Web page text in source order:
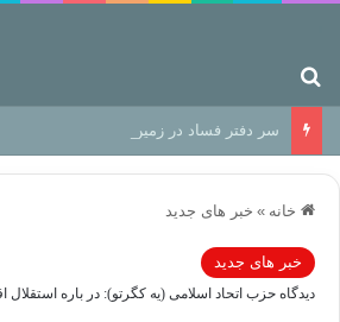
سر دفتر فساد در زمین‌، دوری وکناره‌گیری
خانه » خبر های جدید
خبر های جدید
دیدگاه حزب اتحاد اسلامی (یه کگرتو): در باره استقلال